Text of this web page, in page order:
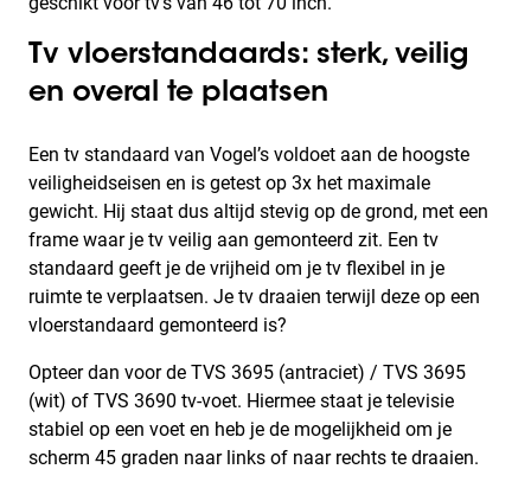
Tv vloerstandaards: sterk, veilig
en overal te plaatsen
Een tv standaard van Vogel’s voldoet aan de hoogste
veiligheidseisen en is getest op 3x het maximale
gewicht. Hij staat dus altijd stevig op de grond, met een
frame waar je tv veilig aan gemonteerd zit. Een tv
standaard geeft je de vrijheid om je tv flexibel in je
ruimte te verplaatsen. Je tv draaien terwijl deze op een
vloerstandaard gemonteerd is?
Opteer dan voor de TVS 3695 (antraciet) / TVS 3695
(wit) of TVS 3690 tv-voet. Hiermee staat je televisie
stabiel op een voet en heb je de mogelijkheid om je
scherm 45 graden naar links of naar rechts te draaien.